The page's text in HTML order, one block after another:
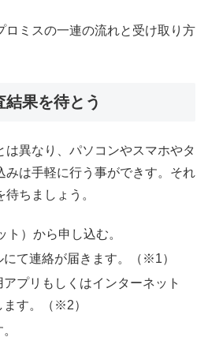
ロミスの一連の流れと受け取り方
果を待とう
は異なり、パソコンやスマホやタ
みは手軽に行う事ができす。それ
ちましょう。
）から申し込む。
て連絡が届きます。（※1）
プリもしくはインターネット
す。（※2）